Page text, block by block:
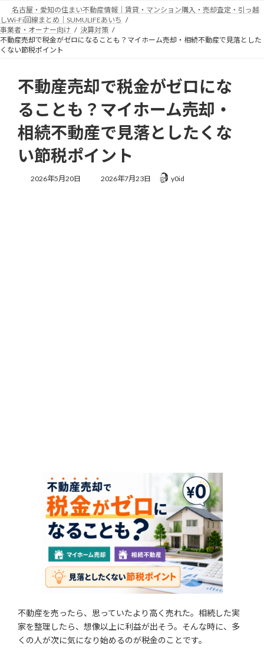
ン
テ
ン
ツ
ビ
ゲ
ー
シ
名古屋・愛知の住まい不動産情報｜賃貸・マンション購入・売却査定・引っ越
しWi-Fi回線まとめ｜SUMULIFEあいち
事業者・オーナー向け
決算対策
不動産売却で税金がゼロになることも？マイホーム売却・相続不動産で見落とした
くない節税ポイント
不動産売却で税金がゼロにな
ることも？マイホーム売却・
相続不動産で見落としたくな
い節税ポイント
2026年5月20日
最
2026年7月23日 y0id
不動産を売ったら、思っていたより高く売れた。相続した実
家を整理したら、想像以上に利益が出そう。そんな時に、多
くの人が次に気になり始めるのが税金のことです。